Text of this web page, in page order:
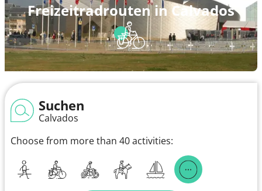
Freizeitradrouten in Calvados
Suchen
Calvados
Choose from more than 40 activities: